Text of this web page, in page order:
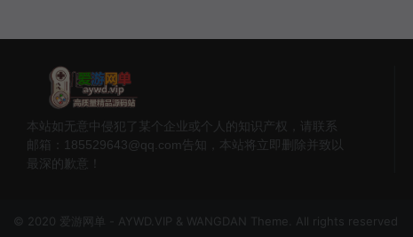
本站如无意中侵犯了某个企业或个人的知识产权，请联系
邮箱：185529643@qq.com告知，本站将立即删除并致以
最深的歉意！
© 2020 爱游网单 - AYWD.VIP & WANGDAN Theme. All rights reserved